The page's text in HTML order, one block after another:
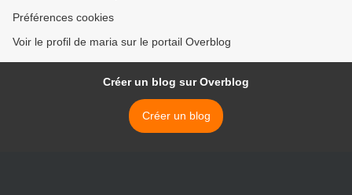
Préférences cookies
Voir le profil de maria sur le portail Overblog
Créer un blog sur Overblog
Créer un blog